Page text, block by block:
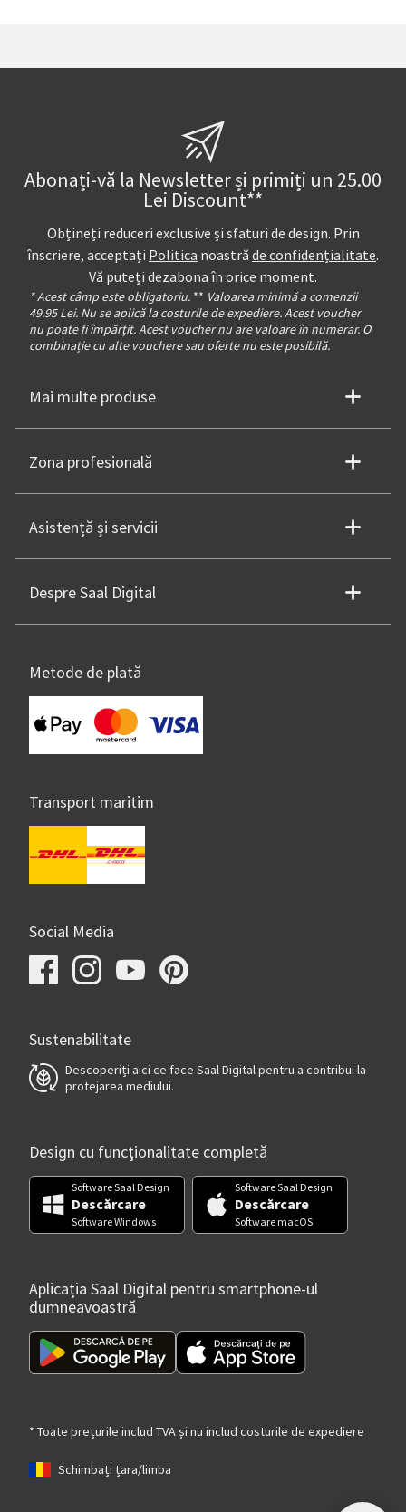
Abonați-vă la Newsletter și primiți un 25.00
Lei Discount**
Obțineți reduceri exclusive și sfaturi de design. Prin
înscriere, acceptați Politica noastră de confidențialitate.
Vă puteți dezabona în orice moment.
* Acest câmp este obligatoriu. ** Valoarea minimă a comenzii
49.95 Lei. Nu se aplică la costurile de expediere. Acest voucher
nu poate fi împărțit. Acest voucher nu are valoare în numerar. O
combinație cu alte vouchere sau oferte nu este posibilă.
Mai multe produse
Zona profesională
Asistență și servicii
Despre Saal Digital
Metode de plată
Transport maritim
Social Media
Sustenabilitate
Descoperiți aici ce face Saal Digital pentru a contribui la
protejarea mediului.
Design cu funcționalitate completă
Software Saal Design
Descărcare
Software Windows
Software Saal Design
Descărcare
Software macOS
Aplicația Saal Digital pentru smartphone-ul
dumneavoastră
* Toate prețurile includ TVA și nu includ costurile de expediere
Schimbați țara/limba